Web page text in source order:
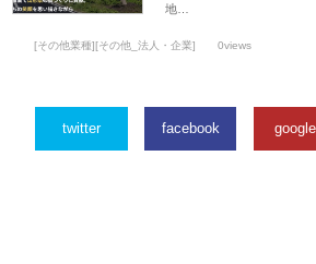
地…
[その他業種][その他_法人・企業] 0views
twitter facebook